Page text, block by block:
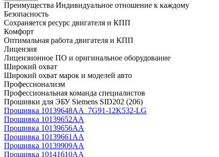
Преимущества Индивидуальное отношение к каждому
Безопасность
Сохраняется ресурс двигателя и КПП
Комфорт
Оптимальная работа двигателя и КПП
Лицензия
Лицензионное ПО и оригинальное оборудование
Широкий охват
Широкий охват марок и моделей авто
Профессионализм
Профессиональная команда специалистов
Прошивки для ЭБУ Siemens SID202 (206)
Прошивка 10139648AA_7G91-12K532-LG
Прошивка 10139652AA
Прошивка 10139656AA
Прошивка 10139661AA
Прошивка 10139909AA
Прошивка 10141610AA